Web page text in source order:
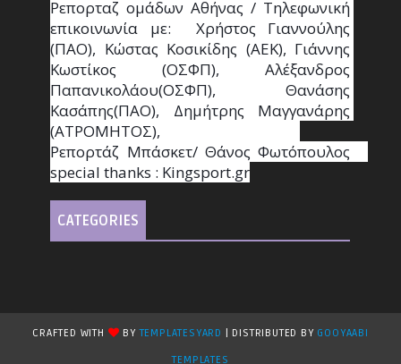
Ρεπορταζ ομάδων Αθήνας / Τηλεφωνική
επικοινωνία με:  Χρήστος Γιαννούλης
(ΠΑΟ), Κώστας Κοσικίδης (ΑΕΚ), Γιάννης
Κωστίκος (ΟΣΦΠ), Αλέξανδρος
Παπανικολάου(ΟΣΦΠ), Θανάσης
Κασάπης(ΠΑΟ), Δημήτρης Μαγγανάρης
(ΑΤΡΟΜΗΤΟΣ),
Ρεπορτάζ Μπάσκετ/ Θάνος Φωτόπουλος
special thanks : Κingsport.gr
CATEGORIES
CRAFTED WITH BYTEMPLATESYARD | DISTRIBUTED BY GOOYAABI
TEMPLATES